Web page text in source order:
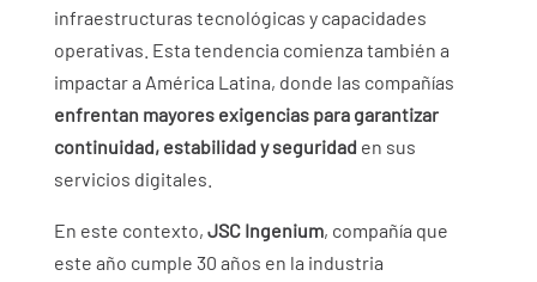
infraestructuras tecnológicas y capacidades
operativas. Esta tendencia comienza también a
impactar a América Latina, donde las compañías
enfrentan mayores exigencias para garantizar
continuidad, estabilidad y seguridad en sus
servicios digitales.
En este contexto, JSC Ingenium, compañía que
este año cumple 30 años en la industria